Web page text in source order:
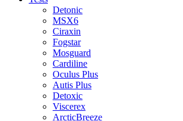
Detonic
MSX6
Ciraxin
Fogstar
Mosguard
Cardiline
Oculus Plus
Autis Plus
Detoxic
Viscerex
ArcticBreeze